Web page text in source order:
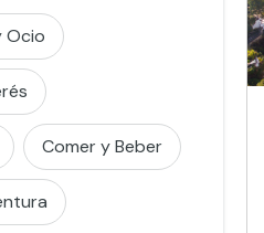
Ocio
Comer y Beber